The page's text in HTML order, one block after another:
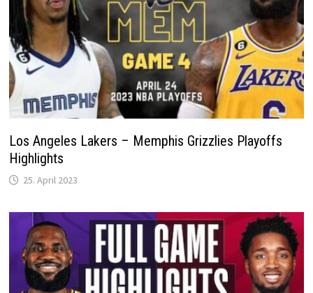
Los Angeles Lakers – Memphis Grizzlies Playoffs
Highlights
25. April 2023